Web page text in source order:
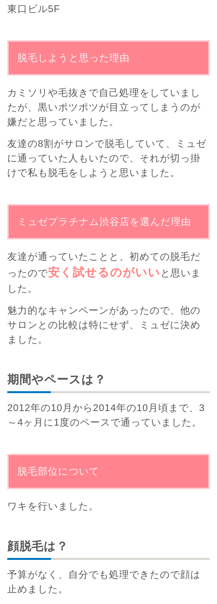
東口ビル5F
脱毛しようと思った理由
カミソリや毛抜きで自己処理をしていまし
たが、黒いポツポツが目立ってしまうのが
嫌だと思っていました。
友達の8割がサロンで脱毛していて、ミュゼ
に通っていた人もいたので、それが切っ掛
けで私も脱毛をしようと思いました。
ミュゼプラチナム渋谷店を選んだ理由
友達が通っていたことと、初めての脱毛だ
ったので安く試せるのがいい と思いま
した。
魅力的なキャンペーンがあったので、他の
サロンとの比較は特にせず、ミュゼに決め
ました。
期間やペースは？
2012年の10月から2014年の10月頃まで、3
～4ヶ月に1度のペースで通っていました。
脱毛部位について
ワキを行いました。
顔脱毛は？
予算がなく、自分でも処理できたので顔は
止めました。